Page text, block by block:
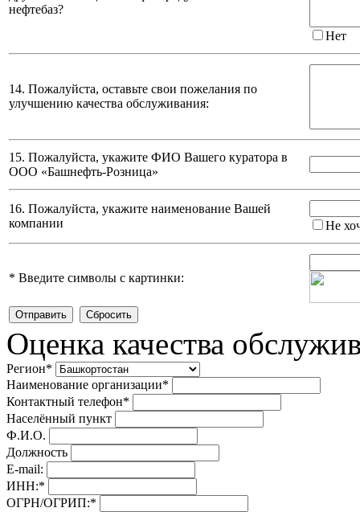
нефтебаз?
Нет
14. Пожалуйста, оставьте свои пожелания по
улучшению качества обслуживания:
15. Пожалуйста, укажите ФИО Вашего куратора в
ООО «Башнефть-Розница»
16. Пожалуйста, укажите наименование Вашей
компании
Не
* Введите символы с картинки:
Оценка качества
Регион*
Наименование организации*
Контактный телефон*
Населённый пункт
Ф.И.О.
Должность
E-mail:
ИНН:*
ОГРН/ОГРИП:*